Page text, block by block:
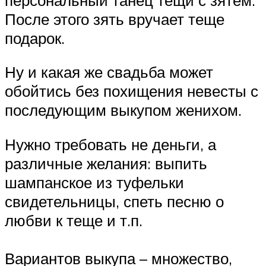
После этого зять вручает теще
подарок.
Ну и какая же свадьба может
обойтись без похищения невесты с
последующим выкупом женихом.
Нужно требовать не деньги, а
различные желания: выпить
шампанское из туфельки
свидетельницы, спеть песню о
любви к теще и т.п.
Вариантов выкупа – множество,